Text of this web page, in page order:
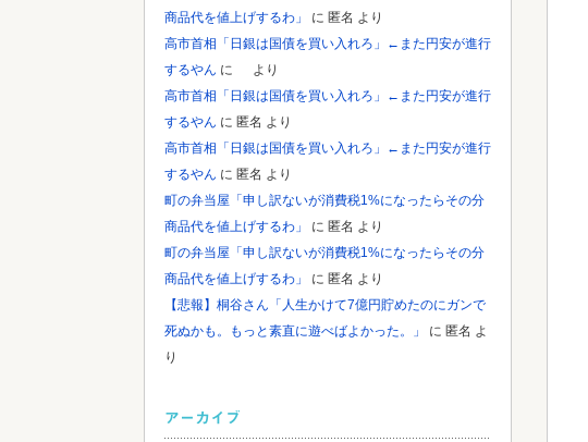
商品代を値上げするわ」
に 匿名 より
高市首相「日銀は国債を買い入れろ」←また円安が進行
するやん に
より
高市首相「日銀は国債を買い入れろ」←また円安が進行
するやん に 匿名 より
高市首相「日銀は国債を買い入れろ」←また円安が進行
するやん に 匿名 より
町の弁当屋「申し訳ないが消費税1%になったらその分
商品代を値上げするわ」
に 匿名 より
町の弁当屋「申し訳ないが消費税1%になったらその分
商品代を値上げするわ」
に 匿名 より
【悲報】桐谷さん「人生かけて7億円貯めたのにガンで
死ぬかも。もっと素直に遊べばよかった。」
に 匿名 よ
り
アーカイブ